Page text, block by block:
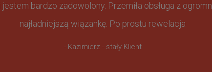
bardzo zadowolony. Przemiła obsługa z
najładniejszą wiązankę. Po prostu rewelacja
- Kazimierz - stały Klient